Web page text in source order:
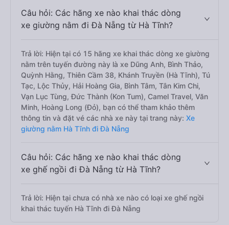
Câu hỏi: Các hãng xe nào khai thác dòng
xe giường nằm đi Đà Nẵng từ Hà Tĩnh?
Trả lời: Hiện tại có 15 hãng xe khai thác dòng xe giường
nằm trên tuyến đường này là xe Dũng Anh, Bình Thảo,
Quỳnh Hằng, Thiên Cầm 38, Khánh Truyền (Hà Tĩnh), Tú
Tạc, Lộc Thủy, Hải Hoàng Gia, Bình Tâm, Tân Kim Chi,
Vạn Lục Tùng, Đức Thành (Kon Tum), Camel Travel, Văn
Minh, Hoàng Long (Đỏ), bạn có thể tham khảo thêm
thông tin và đặt vé các nhà xe này tại trang này: Xe
giường nằm Hà Tĩnh đi Đà Nẵng
Câu hỏi: Các hãng xe nào khai thác dòng
xe ghế ngồi đi Đà Nẵng từ Hà Tĩnh?
Trả lời: Hiện tại chưa có nhà xe nào có loại xe ghế ngồi
khai thác tuyến Hà Tĩnh đi Đà Nẵng